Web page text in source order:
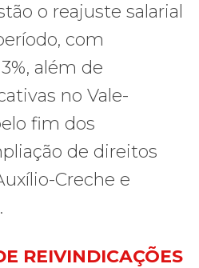
o reajuste salarial
com
além de
no Vale-
fim dos
de direitos
Creche e
REIVINDICAÇÕES